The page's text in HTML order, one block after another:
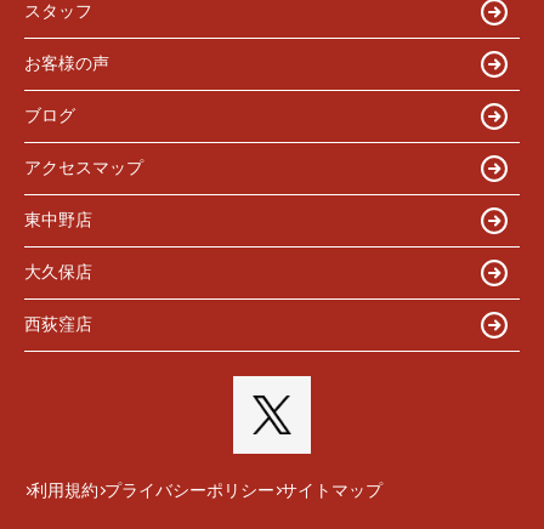
スタッフ
お客様の声
ブログ
アクセスマップ
東中野店
大久保店
西荻窪店
利用規約 プライバシーポリシー サイトマップ